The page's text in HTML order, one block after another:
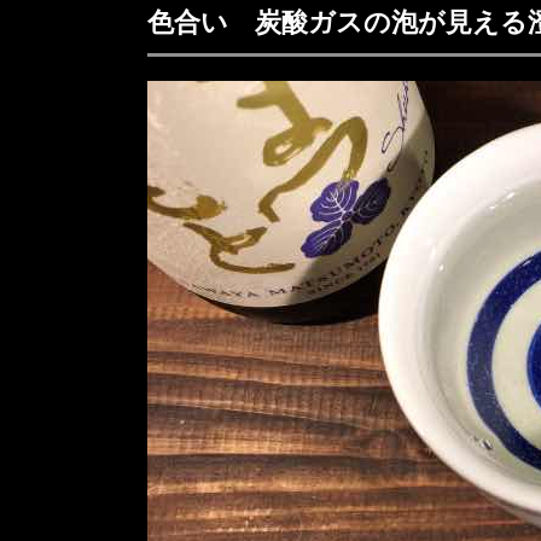
3.1.1.
心者
★★★★☆
3.1.2.
中
級者
★★★★★
3.1.3.
上
級者
★★★★☆
4.
呑み終
えて…
(2018/09/06)
色合い 炭酸ガスの泡が見える